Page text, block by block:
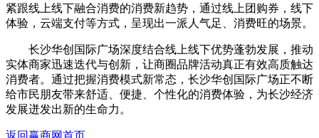
紧跟线上线下融合消费的消费新趋势，通过线上团购券，线下
体验，云端支付等方式，呈现出一派人气足、消费旺的场景。
长沙华创国际广场深度结合线上线下优势蓬勃发展，推动
实体商家迅速迭代与创新，让商圈品牌活动真正有效高质触达
消费者。通过把握消费模式新常态，长沙华创国际广场正不断
给市民朋友带来舒适、便捷、个性化的消费体验，为长沙经济
发展迸发出新的生命力。
返回赢商网首页